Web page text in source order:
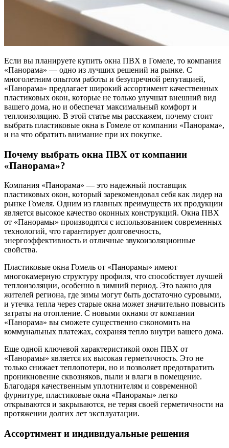
Если вы планируете купить окна ПВХ в Гомеле, то компания
«Панорама» — одно из лучших решений на рынке. С
многолетним опытом работы и безупречной репутацией,
«Панорама» предлагает широкий ассортимент качественных
пластиковых окон, которые не только улучшат внешний вид
вашего дома, но и обеспечат максимальный комфорт и
теплоизоляцию. В этой статье мы расскажем, почему стоит
выбрать пластиковые окна в Гомеле от компании «Панорама»,
и на что обратить внимание при их покупке.
Почему выбрать окна ПВХ от компании
«Панорама»?
Компания «Панорама» — это надежный поставщик
пластиковых окон, который зарекомендовал себя как лидер на
рынке Гомеля. Одним из главных преимуществ их продукции
является высокое качество оконных конструкций. Окна ПВХ
от «Панорамы» производятся с использованием современных
технологий, что гарантирует долговечность,
энергоэффективность и отличные звукоизоляционные
свойства.
Пластиковые окна Гомель от «Панорамы» имеют
многокамерную структуру профиля, что способствует лучшей
теплоизоляции, особенно в зимний период. Это важно для
жителей региона, где зимы могут быть достаточно суровыми,
и утечка тепла через старые окна может значительно повысить
затраты на отопление. С новыми окнами от компании
«Панорама» вы сможете существенно сэкономить на
коммунальных платежах, сохраняя тепло внутри вашего дома.
Еще одной ключевой характеристикой окон ПВХ от
«Панорамы» является их высокая герметичность. Это не
только снижает теплопотери, но и позволяет предотвратить
проникновение сквозняков, пыли и влаги в помещение.
Благодаря качественным уплотнителям и современной
фурнитуре, пластиковые окна «Панорамы» легко
открываются и закрываются, не теряя своей герметичности на
протяжении долгих лет эксплуатации.
Ассортимент и индивидуальные решения